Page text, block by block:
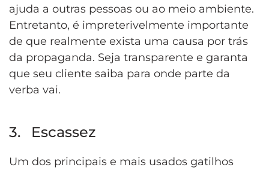
ajuda a outras pessoas ou ao meio ambiente.
Entretanto, é impreterivelmente importante
de que realmente exista uma causa por trás
da propaganda. Seja transparente e garanta
que seu cliente saiba para onde parte da
verba vai.
3. Escassez
Um dos principais e mais usados gatilhos